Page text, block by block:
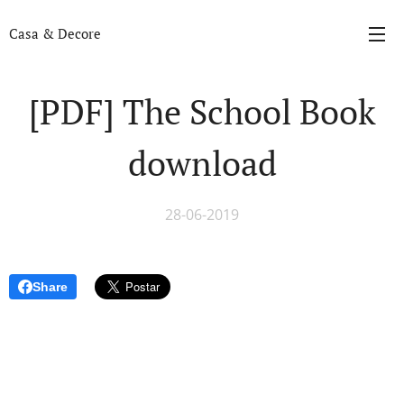
Casa & Decore
[PDF] The School Book
download
28-06-2019
Share